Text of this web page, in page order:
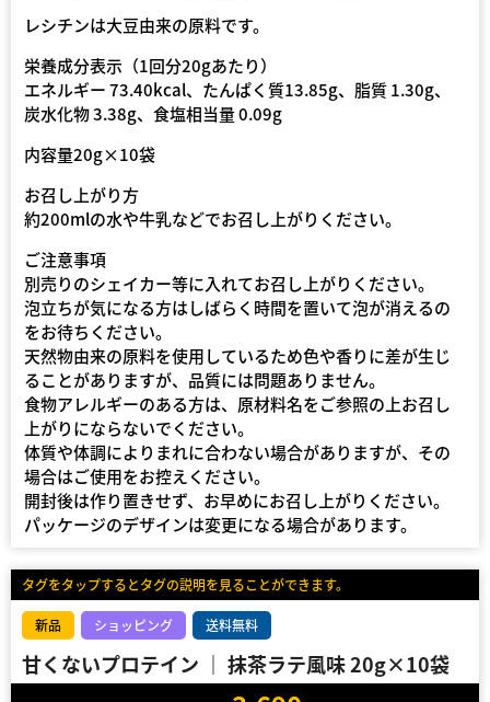
レシチンは大豆由来の原料です。
栄養成分表示（1回分20gあたり）
エネルギー 73.40kcal、たんぱく質13.85g、脂質 1.30g、
炭水化物 3.38g、食塩相当量 0.09g
内容量20g×10袋
お召し上がり方
約200mlの水や牛乳などでお召し上がりください。
ご注意事項
別売りのシェイカー等に入れてお召し上がりください。
泡立ちが気になる方はしばらく時間を置いて泡が消えるの
をお待ちください。
天然物由来の原料を使用しているため色や香りに差が生じ
ることがありますが、品質には問題ありません。
食物アレルギーのある方は、原材料名をご参照の上お召し
上がりにならないでください。
体質や体調によりまれに合わない場合がありますが、その
場合はご使用をお控えください。
開封後は作り置きせず、お早めにお召し上がりください。
パッケージのデザインは変更になる場合があります。
タグをタップするとタグの説明を見ることができます。
新品 ショッピング 送料無料
甘くないプロテイン ｜ 抹茶ラテ風味 20g×10袋